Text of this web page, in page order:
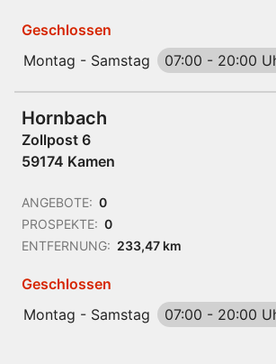
Geschlossen
Montag - Samstag
07:00 - 20:00
Hornbach
Zollpost 6
59174 Kamen
ANGEBOTE: 0
PROSPEKTE: 0
ENTFERNUNG: 233,47 km
Geschlossen
Montag - Samstag
07:00 - 20:00